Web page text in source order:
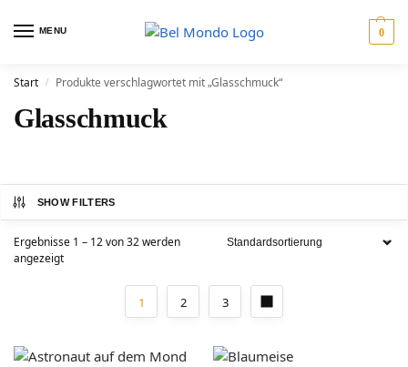
MENU 0
Start / Produkte verschlagwortet mit „Glasschmuck“
Glasschmuck
SHOW FILTERS
Ergebnisse 1 – 12 von 32 werden
angezeigt
1 2 3